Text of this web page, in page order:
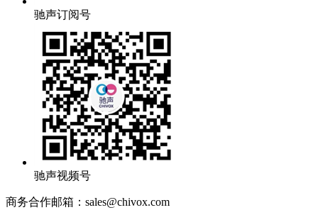
驰声订阅号
驰声视频号
商务合作邮箱：sales@chivox.com